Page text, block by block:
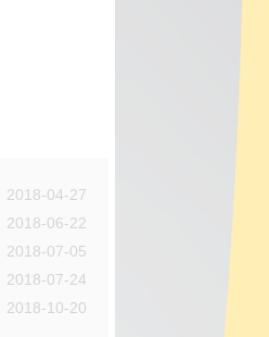
2018-04-27
2018-06-22
2018-07-05
2018-07-24
2018-10-20